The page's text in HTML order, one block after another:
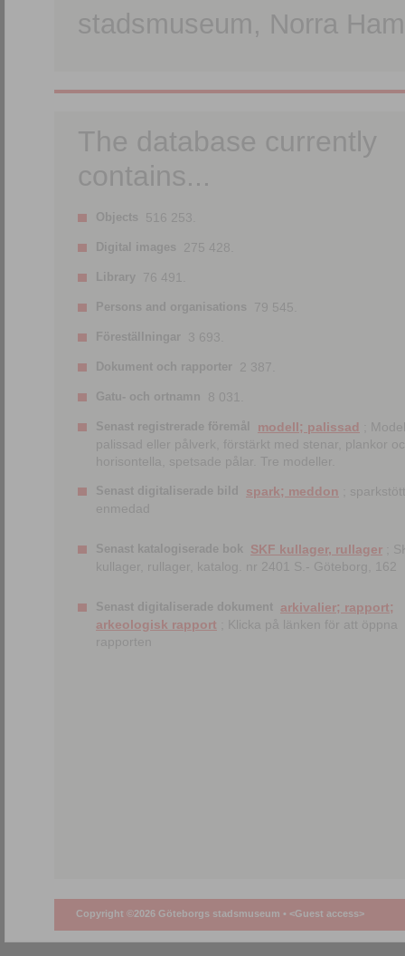
stadsmuseum, Norra
The database currently
contains...
Objects 516 253.
Digital images 275 428.
Library 76 491.
Persons and organisations 79 545.
Föreställningar 3 693.
Dokument och rapporter 2 387.
Gatu- och ortnamn 8 031.
Senast registrerade föremål modell; palissad
;
palissad eller pålverk, förstärkt med stenar, plankor
horisontella, spetsade pålar. Tre modeller.
Senast digitaliserade bild spark; meddon ;
enmedad
Senast katalogiserade bok SKF kullager, rullager ;
kullager, rullager, katalog. nr 2401 S.- Göteborg, 162
Senast digitaliserade dokument arkivalier; rapport;
arkeologisk rapport ; Klicka på länken för att öppna
rapporten
Copyright ©2026 Göteborgs stadsmuseum • <Guest access>